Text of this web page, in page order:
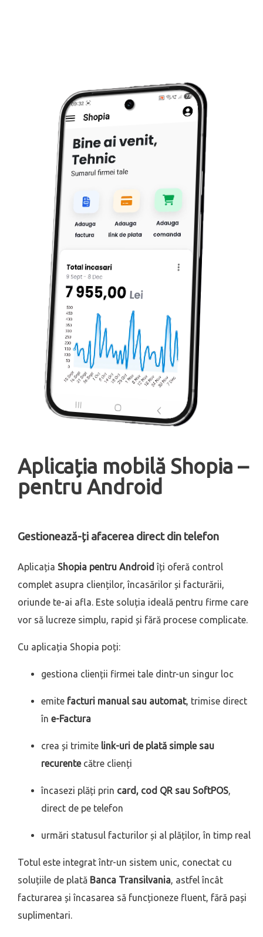
Aplicația mobilă Shopia –
pentru Android
Gestionează-ți afacerea direct din telefon
Aplicația Shopia pentru Android îți oferă control
complet asupra clienților, încasărilor și facturării,
oriunde te-ai afla. Este soluția ideală pentru firme care
vor să lucreze simplu, rapid și fără procese complicate.
Cu aplicația Shopia poți:
gestiona clienții firmei tale dintr-un singur loc
emite facturi manual sau automat, trimise direct
în e-Factura
crea și trimite link-uri de plată simple sau
recurentecătre clienți
încasezi plăți prin card, cod QR sau SoftPOS
direct de pe telefon
urmări statusul facturilor și al plăților, în timp real
Totul este integrat într-un sistem unic, conectat cu
soluțiile de plată Banca Transilvania , astfel încât
facturarea și încasarea să funcționeze fluent, fără pași
suplimentari.